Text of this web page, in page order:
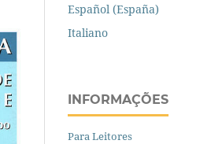
Español (España)
Italiano
INFORMAÇÕES
Para Leitores